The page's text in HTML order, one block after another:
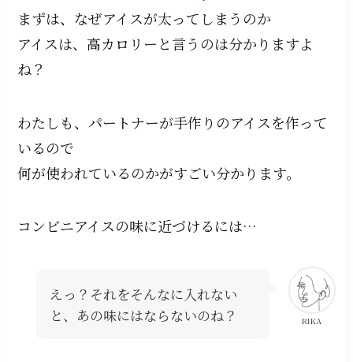
まずは、なぜアイスが太ってしまうのか
アイスは、高カロリーと言うのは分かりますよ
ね？
わたしも、パートナーが手作りのアイスを作って
いるので
何が使われているのかがすごい分かります。
コンビニアイスの味に近づけるには…
RIKA
えっ？それをそんなに入れない
と、あの味にはならないのね？